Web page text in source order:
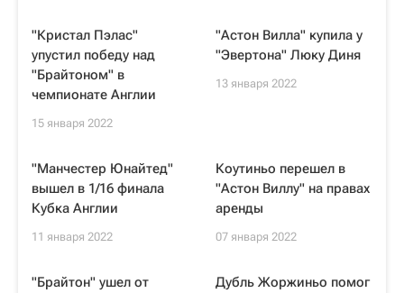
"Кристал Пэлас"
упустил победу над
"Брайтоном" в
чемпионате Англии
15 января 2022
"Астон Вилла" купила у
"Эвертона" Люку Диня
13 января 2022
"Манчестер Юнайтед"
вышел в 1/16 финала
Кубка Англии
11 января 2022
Коутиньо перешел в
"Астон Виллу" на правах
аренды
07 января 2022
"Брайтон" ушел от
Дубль Жоржиньо помог